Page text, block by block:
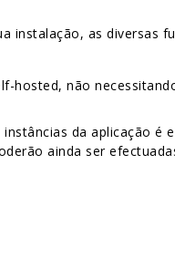
instalação, as diversas
hosted, não
da aplicação
ainda ser